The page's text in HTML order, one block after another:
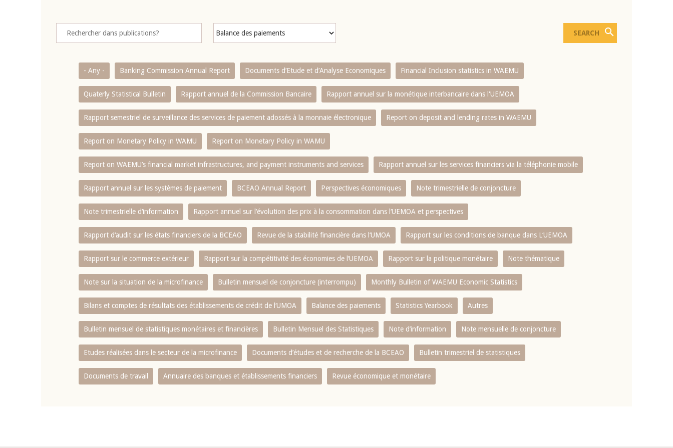
- Any - Banking Commission Annual Report Documents d’Etude et d’Analyse Economiques Financial Inclusion statistics in WAEMU
Quaterly Statistical Bulletin Rapport annuel de la Commission Bancaire Rapport annuel sur la monétique interbancaire dans l'UEMOA
Rapport semestriel de surveillance des services de paiement adossés à la monnaie électronique Report on deposit and lending rates in WAEMU
Report on Monetary Policy in WAMU Report on Monetary Policy in WAMU
Report on WAEMU’s financial market infrastructures, and payment instruments and services Rapport annuel sur les services financiers via la téléphonie mobile
Rapport annuel sur les systèmes de paiement BCEAO Annual Report Perspectives économiques Note trimestrielle de conjoncture
Note trimestrielle d‘information Rapport annuel sur l‘évolution des prix à la consommation dans l‘UEMOA et perspectives
Rapport d‘audit sur les états financiers de la BCEAO Revue de la stabilité financière dans l‘UMOA Rapport sur les conditions de banque dans L‘UEMOA
Rapport sur le commerce extérieur Rapport sur la compétitivité des économies de l‘UEMOA Rapport sur la politique monétaire Note thématique
Note sur la situation de la microfinance Bulletin mensuel de conjoncture (interrompu) Monthly Bulletin of WAEMU Economic Statistics
Bilans et comptes de résultats des établissements de crédit de l‘UMOA Balance des paiements Statistics Yearbook Autres
Bulletin mensuel de statistiques monétaires et financières Bulletin Mensuel des Statistiques Note d’information Note mensuelle de conjoncture
Etudes réalisées dans le secteur de la microfinance Documents d’études et de recherche de la BCEAO Bulletin trimestriel de statistiques
Documents de travail Annuaire des banques et établissements financiers Revue économique et monétaire